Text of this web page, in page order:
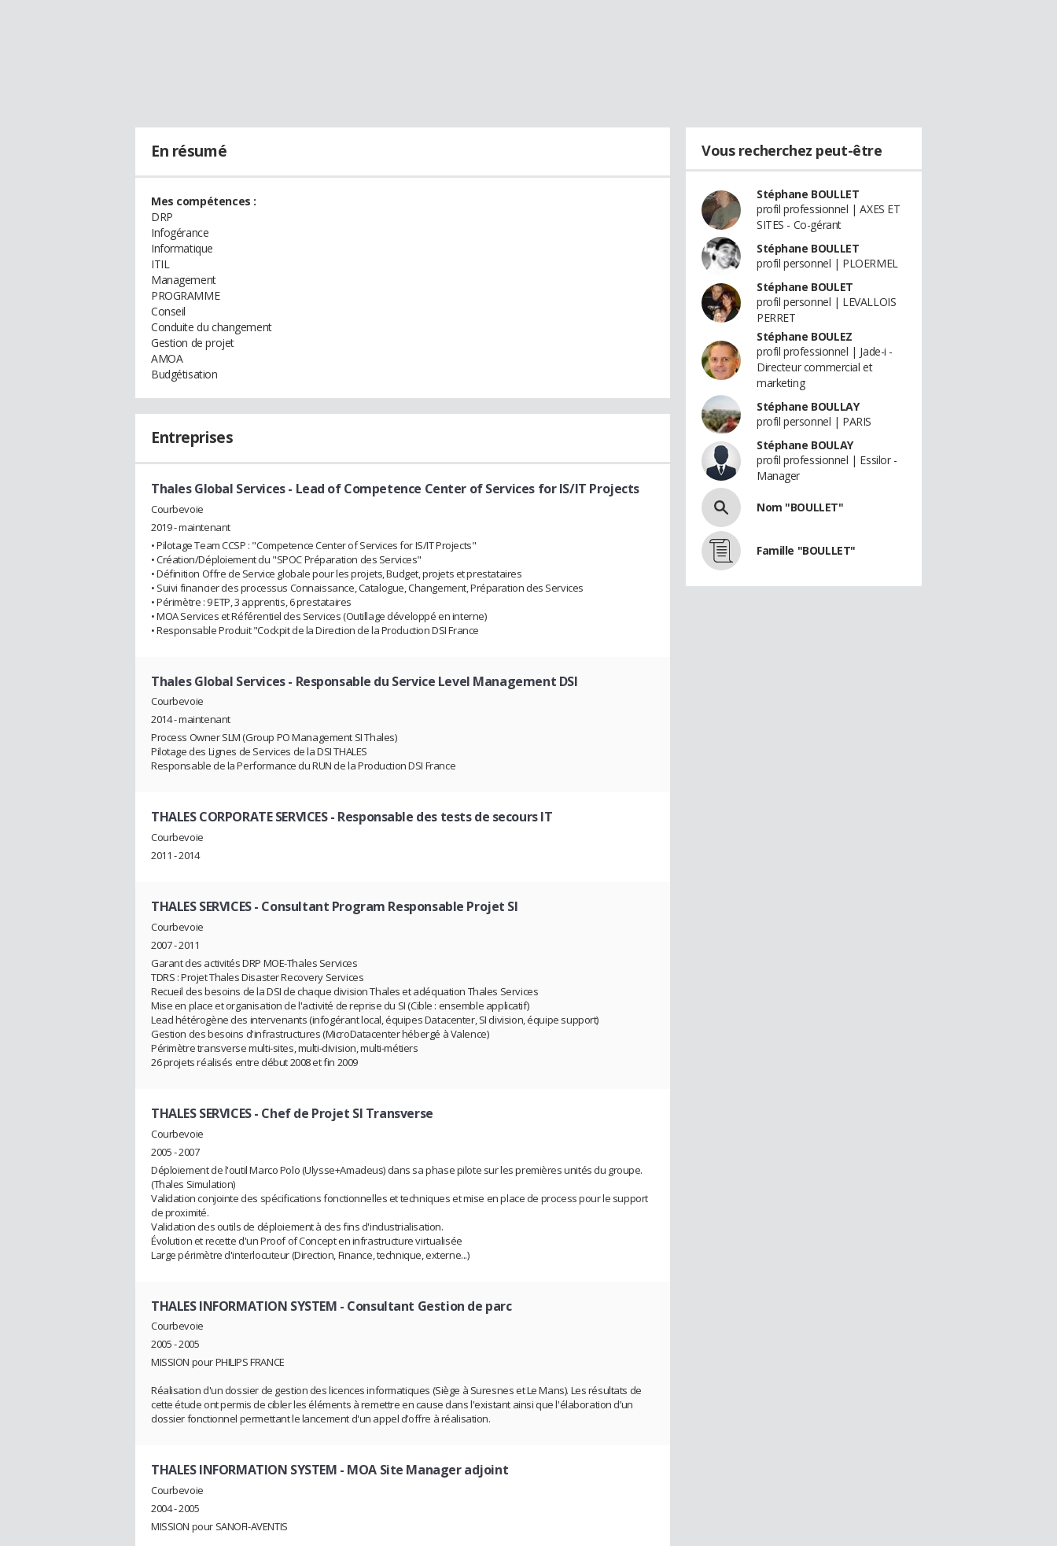
En résumé
Mes compétences :
DRP
Infogérance
Informatique
ITIL
Management
PROGRAMME
Conseil
Conduite du changement
Gestion de projet
AMOA
Budgétisation
Entreprises
Thales Global Services- Lead of Competence Center of Services for IS/IT Projects
Courbevoie
2019 - maintenant
• Pilotage Team CCSP : "Competence Center of Services for IS/IT Projects"
• Création/Déploiement du "SPOC Préparation des Services"
• Définition Offre de Service globale pour les projets, Budget, projets et prestataires
• Suivi financier des processus Connaissance, Catalogue, Changement, Préparation des Services
• Périmètre : 9 ETP, 3 apprentis, 6 prestataires
• MOA Services et Référentiel des Services (Outillage développé en interne)
• Responsable Produit "Cockpit de la Direction de la Production DSI France
Thales Global Services- Responsable du Service Level Management DSI
Courbevoie
2014 - maintenant
Process Owner SLM (Group PO Management SI Thales)
Pilotage des Lignes de Services de la DSI THALES
Responsable de la Performance du RUN de la Production DSI France
THALES CORPORATE SERVICES- Responsable des tests de secours IT
Courbevoie
2011 - 2014
THALES SERVICES- Consultant Program Responsable Projet SI
Courbevoie
2007 - 2011
Garant des activités DRP MOE-Thales Services
TDRS : Projet Thales Disaster Recovery Services
Recueil des besoins de la DSI de chaque division Thales et adéquation Thales Services
Mise en place et organisation de l'activité de reprise du SI (Cible : ensemble applicatif)
Lead hétérogène des intervenants (infogérant local, équipes Datacenter, SI division, équipe support)
Gestion des besoins d'infrastructures (MicroDatacenter hébergé à Valence)
Périmètre transverse multi-sites, multi-division, multi-métiers
26 projets réalisés entre début 2008 et fin 2009
THALES SERVICES- Chef de Projet SI Transverse
Courbevoie
2005 - 2007
Déploiement de l'outil Marco Polo (Ulysse+Amadeus) dans sa phase pilote sur les premières unités du groupe.
(Thales Simulation)
Validation conjointe des spécifications fonctionnelles et techniques et mise en place de process pour le support
de proximité.
Validation des outils de déploiement à des fins d'industrialisation.
Évolution et recette d'un Proof of Concept en infrastructure virtualisée
Large périmètre d'interlocuteur (Direction, Finance, technique, externe...)
THALES INFORMATION SYSTEM - Consultant Gestion de parc
Courbevoie
2005 - 2005
MISSION pour PHILIPS FRANCE
Réalisation d'un dossier de gestion des licences informatiques (Siège à Suresnes et Le Mans). Les résultats de
cette étude ont permis de cibler les éléments à remettre en cause dans l'existant ainsi que l'élaboration d’un
dossier fonctionnel permettant le lancement d'un appel d’offre à réalisation.
THALES INFORMATION SYSTEM - MOA Site Manager adjoint
Courbevoie
2004 - 2005
MISSION pour SANOFI-AVENTIS
Vous recherchez peut-être
Stéphane BOULLET
profil professionnel | AXES ET
SITES - Co-gérant
Stéphane BOULLET
profil personnel | PLOERMEL
Stéphane BOULET
profil personnel | LEVALLOIS
PERRET
Stéphane BOULEZ
profil professionnel | Jade-i -
Directeur commercial et
marketing
Stéphane BOULLAY
profil personnel | PARIS
Stéphane BOULAY
profil professionnel | Essilor -
Manager
Nom "BOULLET"
Famille "BOULLET"